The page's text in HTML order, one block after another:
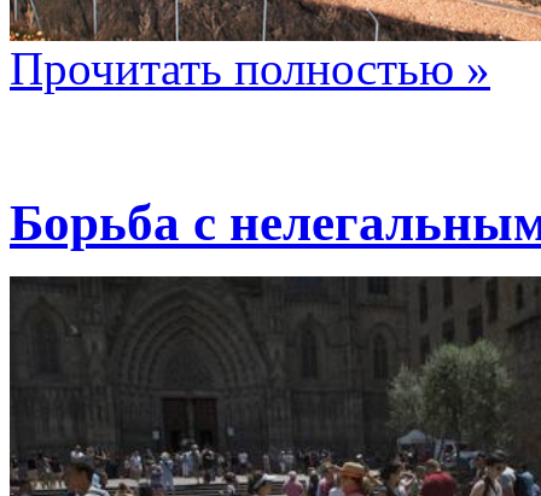
Прочитать полностью »
Борьба с